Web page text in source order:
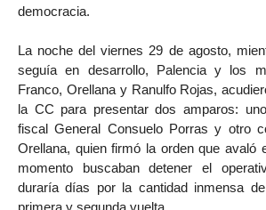
democracia.
La noche del viernes 29 de agosto,
seguía en desarrollo, Palencia y los
Franco, Orellana y Ranulfo Rojas,
la CC para presentar dos amparos:
fiscal General Consuelo Porras y otro
Orellana, quien firmó la orden que avaló
momento buscaban detener el
duraría días por la cantidad inmensa